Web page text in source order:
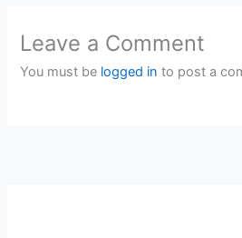
Leave a Comment
You must be logged in to post a